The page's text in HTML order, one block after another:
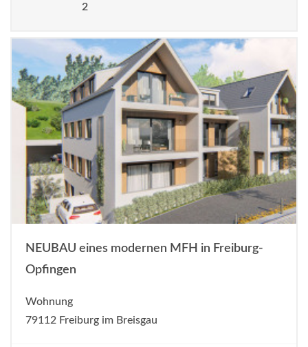
2
NEUBAU eines modernen MFH in Freiburg-
Opfingen
Wohnung
79112 Freiburg im Breisgau